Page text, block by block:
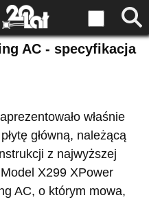
AC - specyfikacja
właśnie
główną, należącą
z najwyższej
Model X299 XPower
AC, o którym mowa,